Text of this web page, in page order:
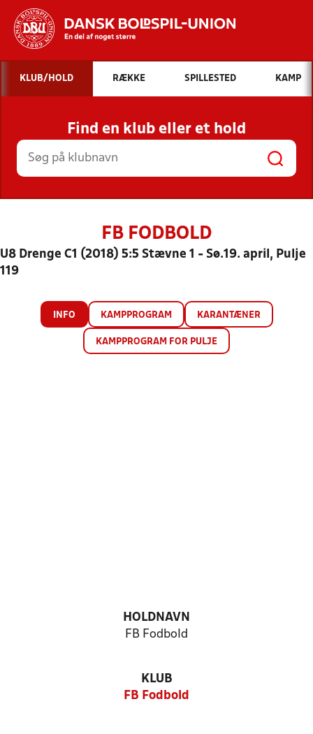
Hvad vil du søge efter?
INDHOLD OG NYHEDER
STILLINGER, RESULTATER, KLUBBER OG
HOLD
KLUB/HOLD RÆKKE SPILLESTED KAMP
Find en klub eller et hold
FB FODBOLD
U8 Drenge C1 (2018) 5:5 Stævne 1 - Sø.19. april, Pulje
119
INFO KAMPPROGRAM KARANTÆNER
KAMPPROGRAM FOR PULJE
HOLDNAVN
FB Fodbold
KLUB
FB Fodbold